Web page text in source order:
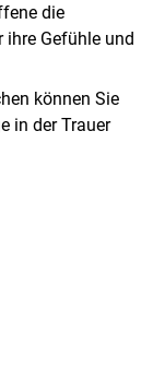
die
Gefühle und
können Sie
in der Trauer